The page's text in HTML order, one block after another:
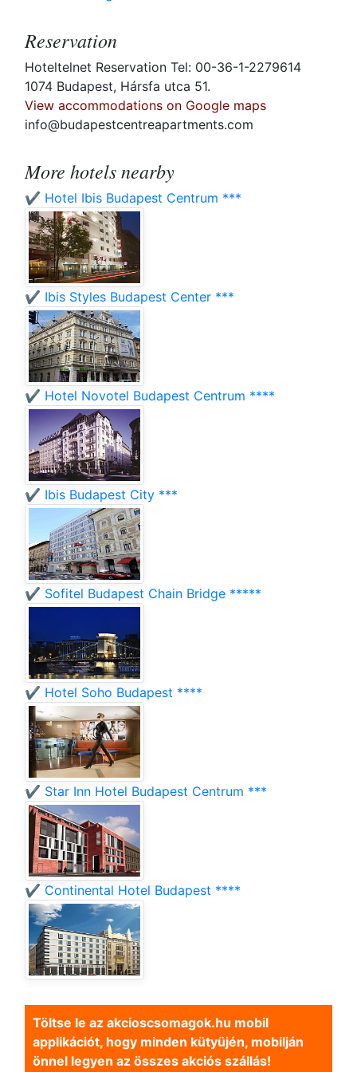
Reservation
Hoteltelnet Reservation Tel: 00-36-1-2279614
1074 Budapest, Hársfa utca 51.
View accommodations on Google maps
info@budapestcentreapartments.com
More hotels nearby
✔️ Hotel Ibis Budapest Centrum ***
✔️ Ibis Styles Budapest Center ***
✔️ Hotel Novotel Budapest Centrum ****
✔️ Ibis Budapest City ***
✔️ Sofitel Budapest Chain Bridge *****
✔️ Hotel Soho Budapest ****
✔️ Star Inn Hotel Budapest Centrum ***
✔️ Continental Hotel Budapest ****
Töltse le az akcioscsomagok.hu mobil
applikációt, hogy minden kütyüjén, mobilján
önnel legyen az összes akciós szállás!